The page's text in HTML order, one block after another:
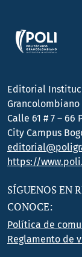
Editorial
Grancolombiano
Calle 61 # 7 – 66
City Campus
https://
SÍGUENOS EN
CONOCE:
Política de
Reglamento de